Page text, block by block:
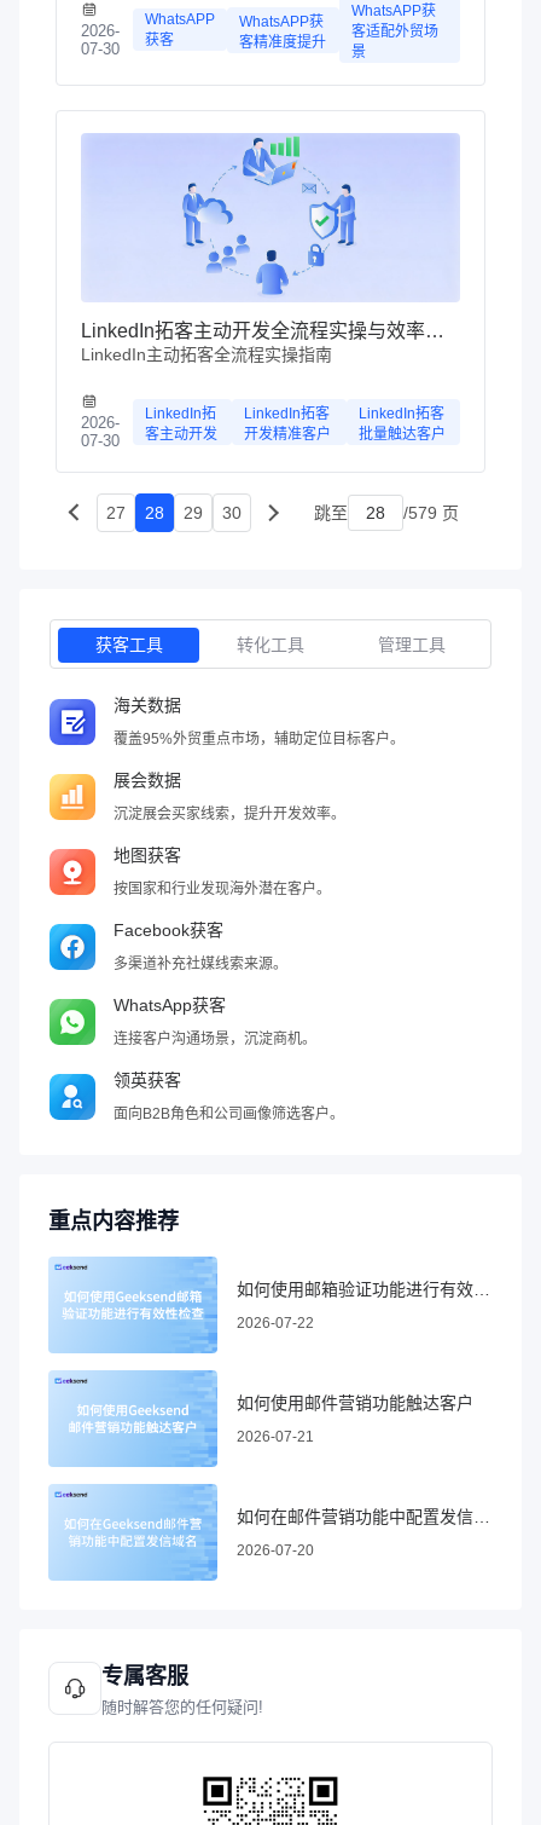
2026-
07-30
WhatsAPP
获客
WhatsAPP获
客精准度提升
WhatsAPP获
客适配外贸场
景
LinkedIn拓客主动开发全流程实操与效率提升方法
LinkedIn主动拓客全流程实操指南
2026-
07-30
LinkedIn拓
客主动开发
LinkedIn拓客
开发精准客户
LinkedIn拓客
批量触达客户
27 28 29 30 跳至 /579 页
获客工具 转化工具 管理工具
海关数据
覆盖95%外贸重点市场，辅助定位目标客户。
展会数据
沉淀展会买家线索，提升开发效率。
地图获客
按国家和行业发现海外潜在客户。
Facebook获客
多渠道补充社媒线索来源。
WhatsApp获客
连接客户沟通场景，沉淀商机。
领英获客
面向B2B角色和公司画像筛选客户。
重点内容推荐
2026-07-22
如何使用邮件营销功能触达客户
2026-07-21
2026-07-20
专属客服
随时解答您的任何疑问!